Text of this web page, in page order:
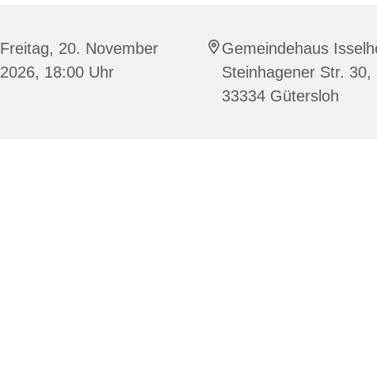
Freitag, 20. November
2026, 18:00 Uhr
Gemeindehaus
Steinhagener Str. 30,
33334 Gütersloh